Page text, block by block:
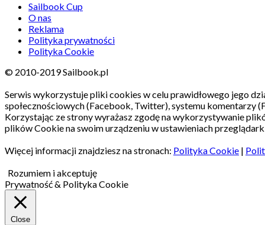
Sailbook Cup
O nas
Reklama
Polityka prywatności
Polityka Cookie
© 2010-2019 Sailbook.pl
Serwis wykorzystuje pliki cookies w celu prawidłowego jego
społecznościowych (Facebook, Twitter), systemu komentarzy
Korzystając ze strony wyrażasz zgodę na wykorzystywanie
plików Cookie na swoim urządzeniu w ustawieniach
Więcej informacji znajdziesz na stronach: Polityka Cookie |
Rozumiem i akceptuję
Prywatność & Polityka Cookie
Close